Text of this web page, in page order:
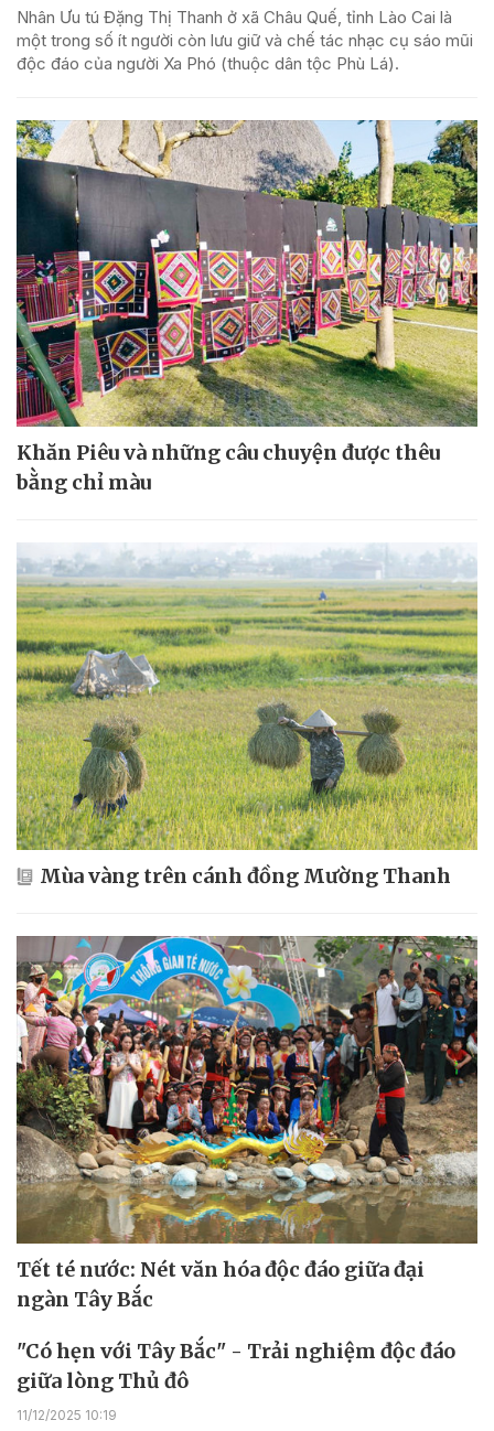
Nhân Ưu tú Đặng Thị Thanh ở xã Châu Quế, tỉnh Lào Cai là
một trong số ít người còn lưu giữ và chế tác nhạc cụ sáo mũi
độc đáo của người Xa Phó (thuộc dân tộc Phù Lá).
Khăn Piêu và những câu chuyện được thêu
bằng chỉ màu
Mùa vàng trên cánh đồng Mường Thanh
Tết té nước: Nét văn hóa độc đáo giữa đại
ngàn Tây Bắc
"Có hẹn với Tây Bắc" - Trải nghiệm độc đáo
giữa lòng Thủ đô
11/12/2025 10:19